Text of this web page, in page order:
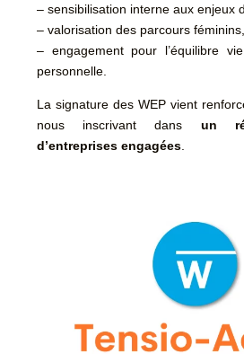
– sensibilisation interne aux enjeux
– valorisation des parcours féminins,
– engagement pour l’équilibre
personnelle.
La signature des WEP vient
nous inscrivant dans un
d’entreprises engagées.